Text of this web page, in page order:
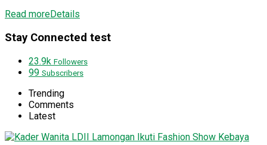
Read moreDetails
Stay Connected test
23.9k Followers
99 Subscribers
Trending
Comments
Latest